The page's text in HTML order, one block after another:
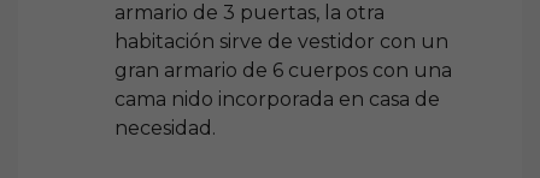
armario de 3 puertas, la otra
habitación sirve de vestidor con un
gran armario de 6 cuerpos con una
cama nido incorporada en casa de
necesidad.